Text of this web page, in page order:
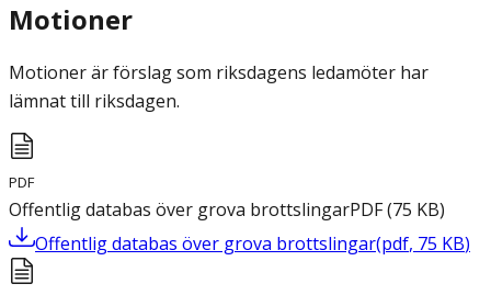
Motioner
Motioner är förslag som riksdagens ledamöter har
lämnat till riksdagen.
PDF
Offentlig databas över grova brottslingarPDF(75 KB)
Offentlig databas över grova brottslingar(pdf, 75 KB)